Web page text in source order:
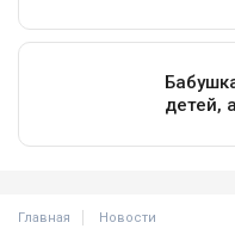
Главная Новости